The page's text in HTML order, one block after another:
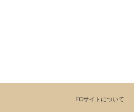
FCサイトについて